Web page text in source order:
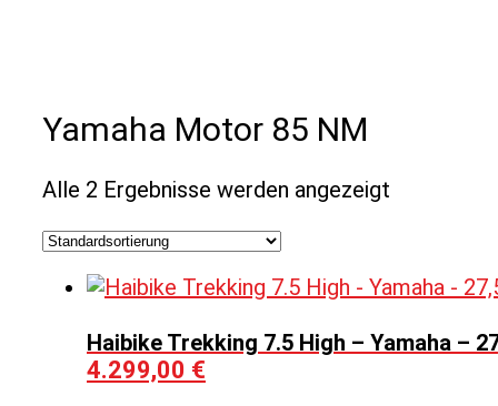
Yamaha Motor 85 NM
Alle 2 Ergebnisse werden angezeigt
Haibike Trekking 7.5 High – Yamaha –
4.299,00 €